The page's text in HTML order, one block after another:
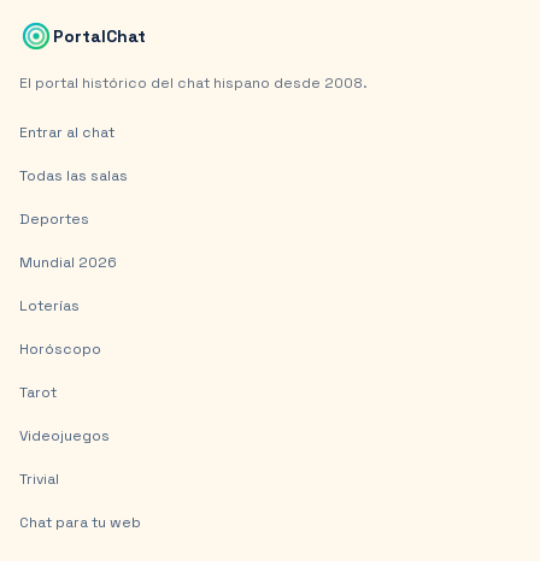
PortalChat
El portal histórico del chat hispano desde 2008.
Entrar al chat
Todas las salas
Deportes
Mundial 2026
Loterías
Horóscopo
Tarot
Videojuegos
Trivial
Chat para tu web